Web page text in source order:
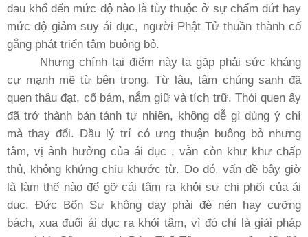
đau khổ đến mức độ nào là tùy thuộc ở sự chấm dứt hay
mức độ giảm suy ái dục, người Phật Tử thuần thành cố
gắng phát triển tâm buông bỏ.
Nhưng chính tại điểm này ta gặp phải sức kháng
cự mạnh mẽ từ bên trong. Từ lâu, tâm chúng sanh đã
quen thâu đạt, cố bám, nắm giữ và tích trữ. Thói quen ấy
đã trở thành bản tánh tự nhiên, không dễ gì dùng ý chí
mà thay đổi. Dầu lý trí có ưng thuận buông bỏ nhưng
tâm, vị ảnh hưởng của ái dục , vẫn còn khư khư chấp
thủ, không khứng chịu khước từ. Do đó, vấn đề bây giờ
là làm thế nào để gỡ cái tâm ra khỏi sự chi phối của ái
dục. Ðức Bổn Sư không dạy phải đè nén hay cưỡng
bách, xua đuổi ái dục ra khỏi tâm, vì đó chỉ là giải pháp